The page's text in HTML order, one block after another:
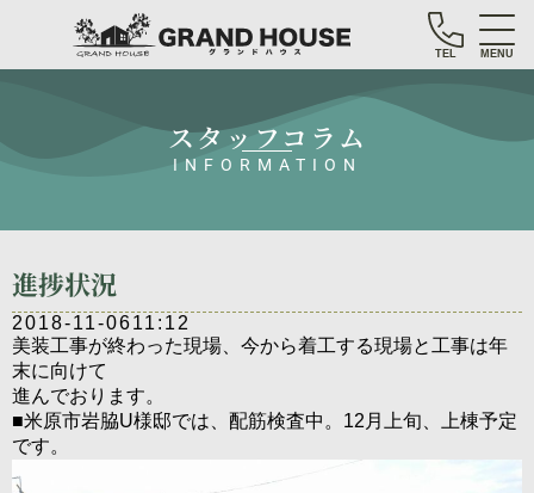
TEL MENU
スタッフコラム
INFORMATION
進捗状況
2018-11-0611:12
美装工事が終わった現場、今から着工する現場と工事は年
末に向けて
進んでおります。
■米原市岩脇U様邸では、配筋検査中。12月上旬、上棟予定
です。